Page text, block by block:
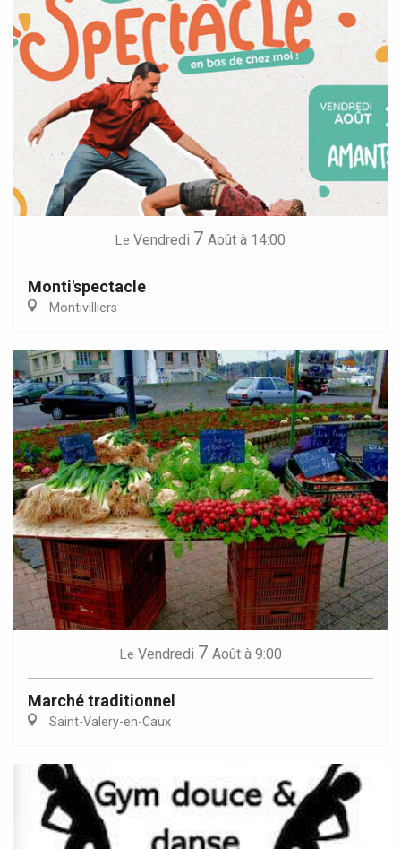
Le Vendredi 7 Août à 14:00
Monti'spectacle
Montivilliers
Le Vendredi 7 Août à 9:00
Marché traditionnel
Saint-Valery-en-Caux